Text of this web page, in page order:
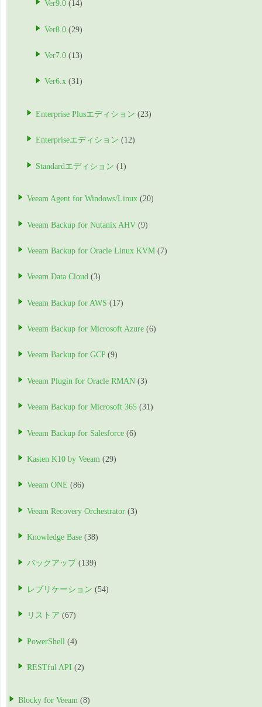
Ver9.0 (14)
Ver8.0 (29)
Ver7.0 (13)
Ver6.x (31)
Enterprise Plusエディション (23)
Enterpriseエディション (12)
Standardエディション (1)
Veeam Agent for Windows/Linux (20)
Veeam Backup for Nutanix AHV (9)
Veeam Backup for Oracle Linux KVM (7)
Veeam Data Cloud (3)
Veeam Backup for AWS (17)
Veeam Backup for Microsoft Azure (6)
Veeam Backup for GCP(9)
Veeam Plugin for Oracle RMAN (3)
Veeam Backup for Microsoft 365 (31)
Veeam Backup for Salesforce (6)
Kasten K10 by Veeam (29)
Veeam ONE (86)
Veeam Recovery Orchestrator (3)
Knowledge Base (38)
バックアップ (139)
レプリケーション (54)
リストア (67)
PowerShell (4)
RESTful API (2)
Blocky for Veeam (8)